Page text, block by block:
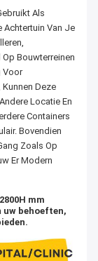
Als
Achtertuin Van Je
Bouwterreinen
Voor
Deze
Locatie En
Containers
Bovendien
Zoals Op
Er Modern
mm
uw behoeften,